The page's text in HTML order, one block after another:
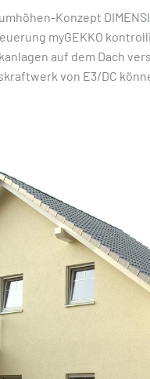
Konzept
myGEKKO
auf dem Dach
von E3/DC